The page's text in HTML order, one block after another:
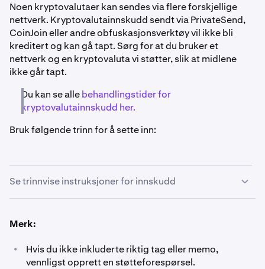
Noen kryptovalutaer kan sendes via flere forskjellige
nettverk. Kryptovalutainnskudd sendt via PrivateSend,
CoinJoin eller andre obfuskasjonsverktøy vil ikke bli
kreditert og kan gå tapt. Sørg for at du bruker et
nettverk og en kryptovaluta vi støtter, slik at midlene
ikke går tapt.
Du kan se allebehandlingstider for
kryptovalutainnskudd her.
Bruk følgende trinn for å sette inn:
Se trinnvise instruksjoner for innskudd
Logg inn på Kraken-kontoen din og naviger til
Portfolio.
Klikk på Innskudd-knappen.
Merk:
•
Hvis du ikke inkluderte riktig tag eller memo,
vennligst opprett en støtteforespørsel.